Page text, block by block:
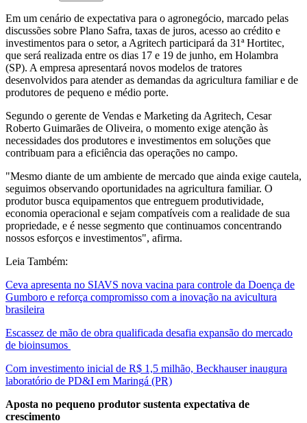
Em um cenário de expectativa para o agronegócio, marcado pelas
discussões sobre Plano Safra, taxas de juros, acesso ao crédito e
investimentos para o setor, a Agritech participará da 31ª Hortitec,
que será realizada entre os dias 17 e 19 de junho, em Holambra
(SP). A empresa apresentará novos modelos de tratores
desenvolvidos para atender as demandas da agricultura familiar e de
produtores de pequeno e médio porte.
Segundo o gerente de Vendas e Marketing da Agritech, Cesar
Roberto Guimarães de Oliveira, o momento exige atenção às
necessidades dos produtores e investimentos em soluções que
contribuam para a eficiência das operações no campo.
"Mesmo diante de um ambiente de mercado que ainda exige cautela,
seguimos observando oportunidades na agricultura familiar. O
produtor busca equipamentos que entreguem produtividade,
economia operacional e sejam compatíveis com a realidade de sua
propriedade, e é nesse segmento que continuamos concentrando
nossos esforços e investimentos", afirma.
Leia Também:
Ceva apresenta no SIAVS nova vacina para controle da Doença de
Gumboro e reforça compromisso com a inovação na avicultura
brasileira
Escassez de mão de obra qualificada desafia expansão do mercado
de bioinsumos
Com investimento inicial de R$ 1,5 milhão, Beckhauser inaugura
laboratório de PD&I em Maringá (PR)
Aposta no pequeno produtor sustenta expectativa de
crescimento